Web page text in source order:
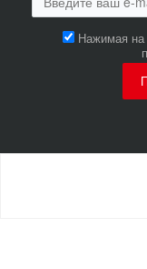
Нажимая на